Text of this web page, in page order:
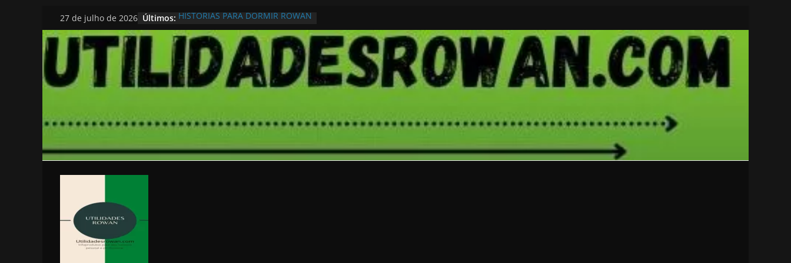
Pular
para
o
conteúdo
27 de julho de 2026 Últimos: HISTORIAS PARA DORMIR ROWAN